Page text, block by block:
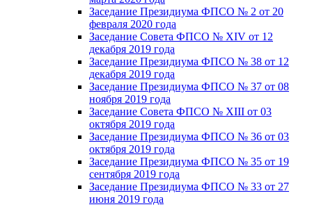
Заседание Президиума ФПСО № 2 от 20
февраля 2020 года
Заседание Совета ФПСО № XIV от 12
декабря 2019 года
Заседание Президиума ФПСО № 38 от 12
декабря 2019 года
Заседание Президиума ФПСО № 37 от 08
ноября 2019 года
Заседание Совета ФПСО № XIII от 03
октября 2019 года
Заседание Президиума ФПСО № 36 от 03
октября 2019 года
Заседание Президиума ФПСО № 35 от 19
сентября 2019 года
Заседание Президиума ФПСО № 33 от 27
июня 2019 года